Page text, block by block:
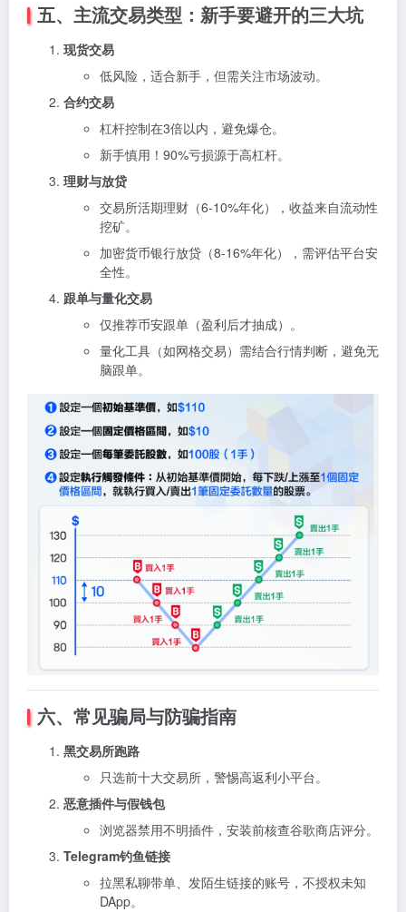
五、主流交易类型：新手要避开的三大坑
现货交易
低风险，适合新手，但需关注市场波动。
合约交易
杠杆控制在3倍以内，避免爆仓。
新手慎用！90%亏损源于高杠杆。
理财与放贷
交易所活期理财（6-10%年化），收益来自流动性
挖矿。
加密货币银行放贷（8-16%年化），需评估平台安
全性。
跟单与量化交易
仅推荐币安跟单（盈利后才抽成）。
量化工具（如网格交易）需结合行情判断，避免无
脑跟单。
六、常见骗局与防骗指南
黑交易所跑路
只选前十大交易所，警惕高返利小平台。
恶意插件与假钱包
浏览器禁用不明插件，安装前核查谷歌商店评分。
Telegram钓鱼链接
拉黑私聊带单、发陌生链接的账号，不授权未知
DApp。